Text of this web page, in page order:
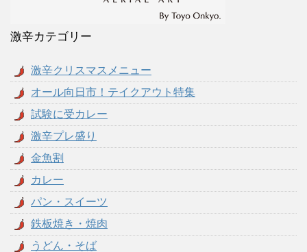
激辛カテゴリー
激辛クリスマスメニュー
オール向日市！テイクアウト特集
試験に受カレー
激辛プレ盛り
金魚割
カレー
パン・スイーツ
鉄板焼き・焼肉
うどん・そば